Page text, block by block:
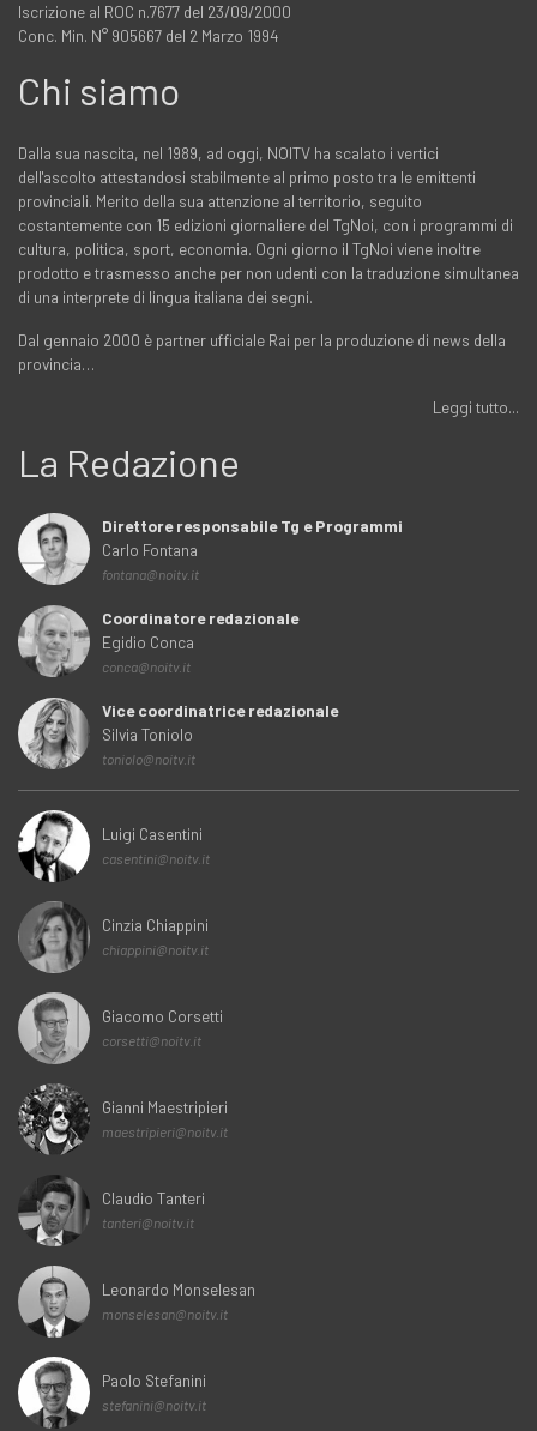
Iscrizione al ROC n.7677 del 23/09/2000
Conc. Min. N° 905667 del 2 Marzo 1994
Chi siamo
Dalla sua nascita, nel 1989, ad oggi, NOITV ha scalato i vertici
dell'ascolto attestandosi stabilmente al primo posto tra le emittenti
provinciali. Merito della sua attenzione al territorio, seguito
costantemente con 15 edizioni giornaliere del TgNoi, con i programmi di
cultura, politica, sport, economia. Ogni giorno il TgNoi viene inoltre
prodotto e trasmesso anche per non udenti con la traduzione simultanea
di una interprete di lingua italiana dei segni.
Dal gennaio 2000 è partner ufficiale Rai per la produzione di news della
provincia…
Leggi tutto...
La Redazione
Direttore responsabile Tg e Programmi
Carlo Fontana
fontana@noitv.it
Coordinatore redazionale
Egidio Conca
conca@noitv.it
Vice coordinatrice redazionale
Silvia Toniolo
toniolo@noitv.it
Luigi Casentini
casentini@noitv.it
Cinzia Chiappini
chiappini@noitv.it
Giacomo Corsetti
corsetti@noitv.it
Gianni Maestripieri
maestripieri@noitv.it
Claudio Tanteri
tanteri@noitv.it
Leonardo Monselesan
monselesan@noitv.it
Paolo Stefanini
stefanini@noitv.it